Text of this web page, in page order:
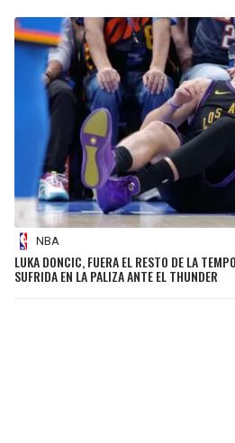
NBA
LUKA DONCIC, FUERA EL RESTO DE LA
SUFRIDA EN LA PALIZA ANTE EL THUNDER